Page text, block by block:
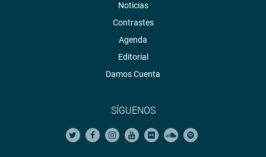
Noticias
Contrastes
Agenda
Editorial
Damos Cuenta
SÍGUENOS